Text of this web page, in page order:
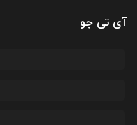
آی تی جو